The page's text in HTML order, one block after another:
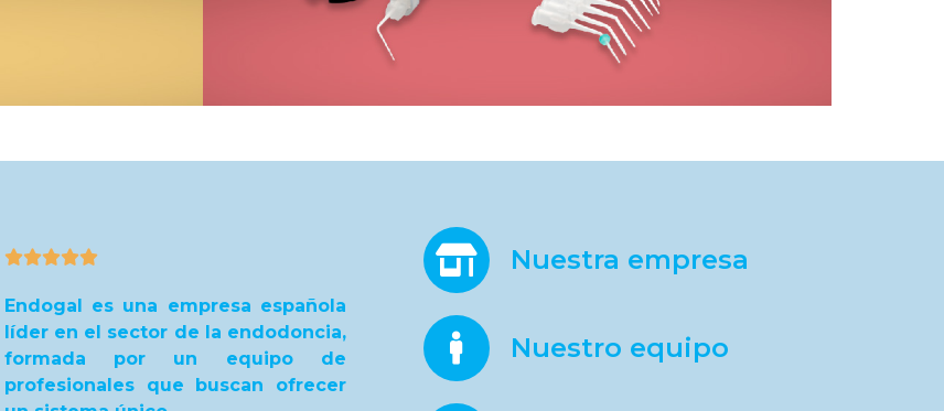

Endogal es una empresa española
líder en el sector de la endodoncia,
formada por un equipo de
profesionales que buscan ofrecer
Nuestra empresa
Nuestro equipo